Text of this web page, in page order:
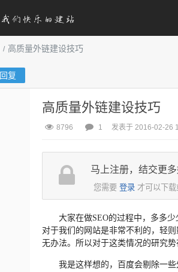
高质量外链建设技巧
回复
高质量外链建设技巧
8796 1 发表于 2016-02-26
马上注册，结交更
您需要 登录 才可以下
大家在做SEO的过程中，多多
对于我们的网站是非常不利的，轻
无办法。所以对于这类情况的研究
我是这样想的，百度会剔除一